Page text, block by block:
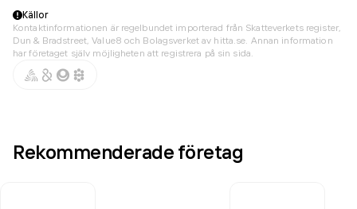
Källor
Kontaktinformationen är regelbundet importerad från Skatteverkets register,
Dun & Bradstreet, Value8 och Bolagsverket av hitta.se. Annan information
har företaget själv möjligheten att registrera på sin sida.
Rekommenderade företag